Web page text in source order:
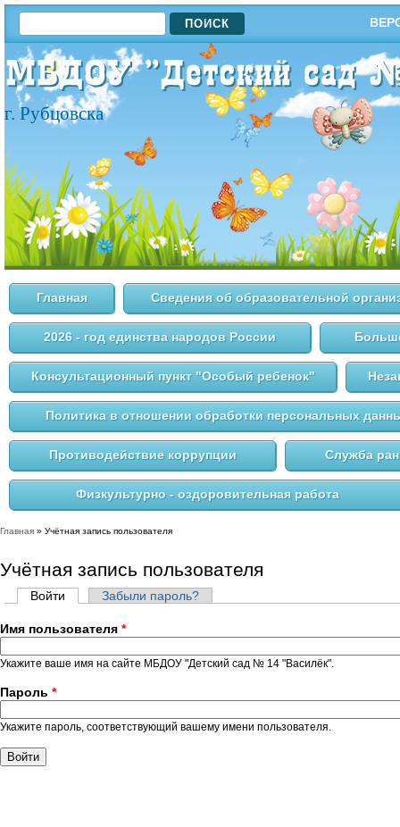
ФОРМА ПОИСКА
г. Рубцовска
Главная Сведения об образовательной
2026 - год единства народов России
Консультационный пункт "Особый ребенок"
Политика в отношении обработки персональных
Противодействие коррупции Служба
Физкультурно - оздоровительная работа
Главная » Учётная запись пользователя
Учётная запись пользователя
Войти (активная вкладка)
Забыли пароль?
Имя пользователя *
Укажите ваше имя на сайте МБДОУ "Детский сад № 14 "Василёк".
Пароль *
Укажите пароль, соответствующий вашему имени пользователя.